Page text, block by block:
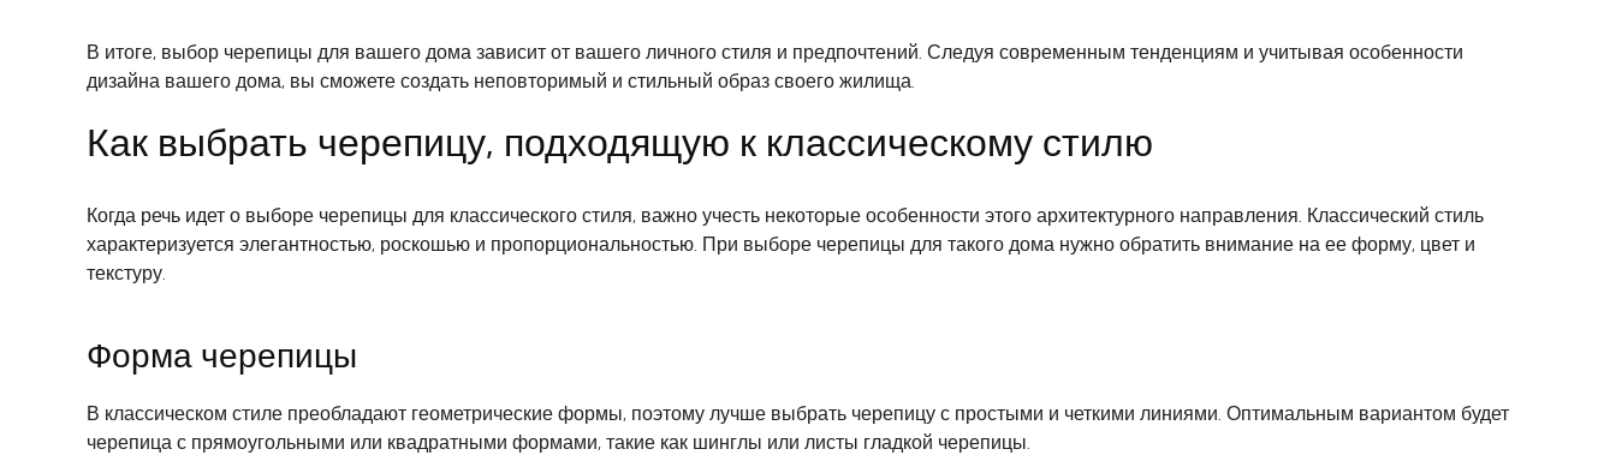
В итоге, выбор черепицы для вашего дома зависит от вашего личного стиля и предпочтений. Следуя современным тенденциям и учитывая особенности
дизайна вашего дома, вы сможете создать неповторимый и стильный образ своего жилища.
Как выбрать черепицу, подходящую к классическому стилю
Когда речь идет о выборе черепицы для классического стиля, важно учесть некоторые особенности этого архитектурного направления. Классический стиль
характеризуется элегантностью, роскошью и пропорциональностью. При выборе черепицы для такого дома нужно обратить внимание на ее форму, цвет и
текстуру.
Форма черепицы
В классическом стиле преобладают геометрические формы, поэтому лучше выбрать черепицу с простыми и четкими линиями. Оптимальным вариантом будет
черепица с прямоугольными или квадратными формами, такие как шинглы или листы гладкой черепицы.